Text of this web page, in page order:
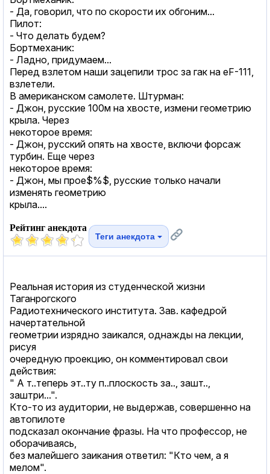
- Да, говорил, что по скорости их обгоним...
Пилот:
- Что делать будем?
Бортмеханик:
- Ладно, придумаем...
Перед взлетом наши зацепили трос за гак на еF-111,
взлетели.
В американском самолете. Штурман:
- Джон, русские 100м на хвосте, измени геометрию
крыла. Через
некоторое время:
- Джон, русский опять на хвосте, включи форсаж
турбин. Еще через
некоторое время:
- Джон, мы прое$%$, русские только начали
изменять геометрию
крыла....
Рейтинг анекдота
Теги анекдота
Реальная история из студенческой жизни
Таганрогского
Радиотехнического института. Зав. кафедрой
начертательной
геометрии изрядно заикался, однажды на лекции,
рисуя
очередную проекцию, он комментировал свои
действия:
" А т..теперь эт..ту п..плоскость за.., зашт..,
заштри...".
Кто-то из аудитории, не выдержав, совершенно на
автопилоте
подсказал окончание фразы. На что профессор, не
оборачиваясь,
без малейшего заикания ответил: "Кто чем, а я
мелом".